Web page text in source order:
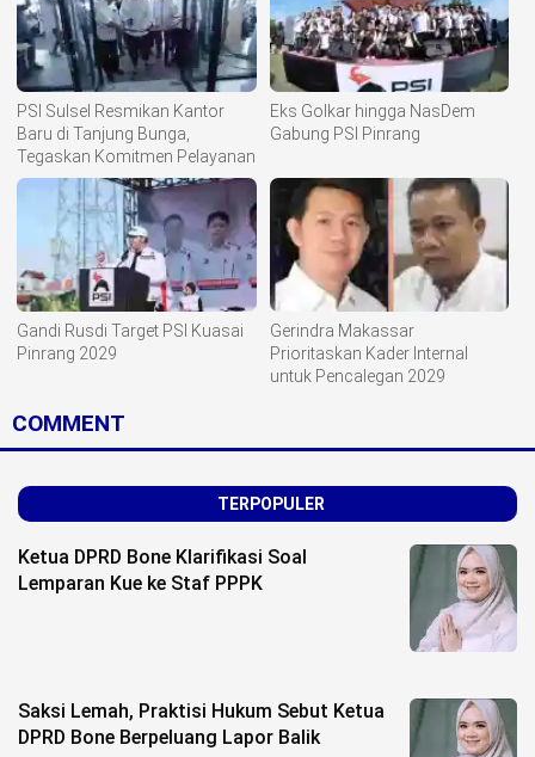
PSI Sulsel Resmikan Kantor
Baru di Tanjung Bunga,
Tegaskan Komitmen Pelayanan
Eks Golkar hingga NasDem
Gabung PSI Pinrang
Gandi Rusdi Target PSI Kuasai
Pinrang 2029
Gerindra Makassar
Prioritaskan Kader Internal
untuk Pencalegan 2029
COMMENT
TERPOPULER
Ketua DPRD Bone Klarifikasi Soal
Lemparan Kue ke Staf PPPK
Saksi Lemah, Praktisi Hukum Sebut Ketua
DPRD Bone Berpeluang Lapor Balik